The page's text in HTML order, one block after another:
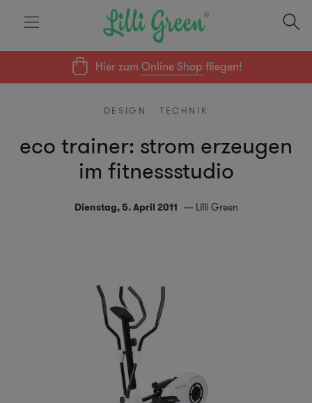
Hier zumOnline Shop fliegen!
DESIGN TECHNIK
eco trainer: strom erzeugen
im fitnessstudio
Dienstag, 5. April 2011 Lilli Green